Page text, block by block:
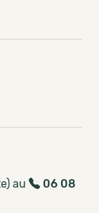
au
06 08